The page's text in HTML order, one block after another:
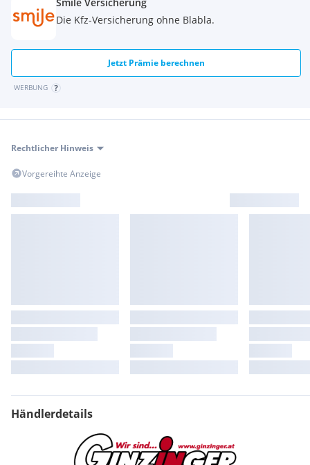
Die Kfz-Versicherung ohne Blabla.
Jetzt Prämie berechnen
WERBUNG
Rechtlicher Hinweis
Vorgereihte Anzeige
Händlerdetails